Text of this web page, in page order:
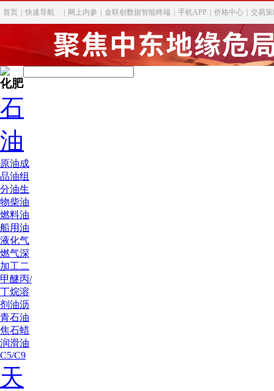
首页 快速导航 网上内参 金联创数据智能终端 手机APP 价格中心 交易
化肥
石
油
原油成
品油组
分油生
物柴油
燃料油
船用油
液化气
燃气深
加工二
甲醚丙/
丁烷溶
剂油沥
青石油
焦石蜡
润滑油
C5/C9
天